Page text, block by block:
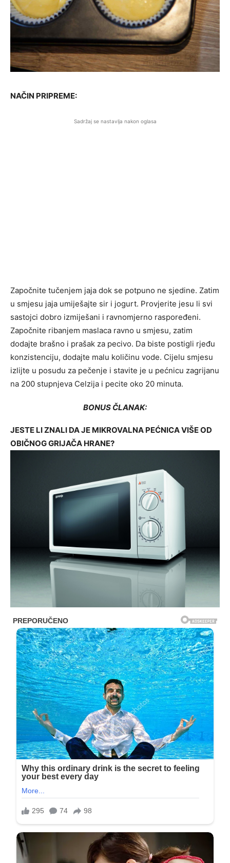
NAČIN PRIPREME:
Sadržaj se nastavlja nakon oglasa
Započnite tučenjem jaja dok se potpuno ne sjedine. Zatim
u smjesu jaja umiješajte sir i jogurt. Provjerite jesu li svi
sastojci dobro izmiješani i ravnomjerno raspoređeni.
Započnite ribanjem maslaca ravno u smjesu, zatim
dodajte brašno i prašak za pecivo. Da biste postigli rjeđu
konzistenciju, dodajte malu količinu vode. Cijelu smjesu
izlijte u posudu za pečenje i stavite je u pećnicu zagrijanu
na 200 stupnjeva Celzija i pecite oko 20 minuta.
BONUS ČLANAK:
JESTE LI ZNALI DA JE MIKROVALNA PEĆNICA VIŠE OD
OBIČNOG GRIJAČA HRANE?